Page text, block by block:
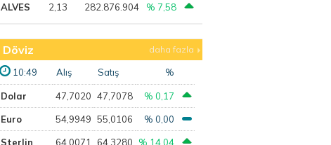
ALVES 2,13 282.876.904 % 7,58
Döviz daha fazla
10:49 Alış Satış %
Dolar 47,7020 47,7078 % 0,17
Euro 54,9949 55,0106 % 0,00
Sterlin 64,0071 64,3280 % 14,04